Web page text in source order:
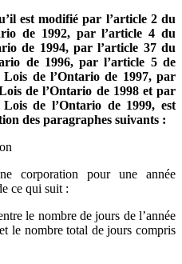
est modifié par l’article 2 du
de 1992, par l’article 4 du
de 1994, par l’article 37 du
de 1996, par l’article 5 de
de l’Ontario de 1997, par
de l’Ontario de 1998 et par
de l’Ontario de 1999, est
des paragraphes suivants :
corporation pour une année
ce qui suit :
le nombre de jours de l’année
le nombre total de jours compris